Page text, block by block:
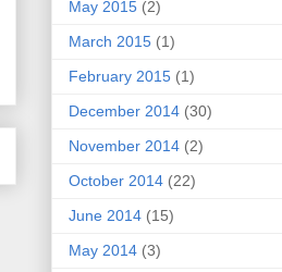
May 2015 (2)
March 2015 (1)
February 2015 (1)
December 2014 (30)
November 2014 (2)
October 2014 (22)
June 2014 (15)
May 2014 (3)